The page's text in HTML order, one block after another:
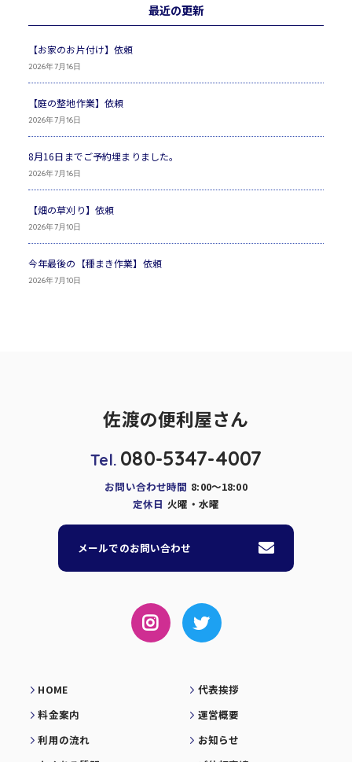
最近の更新
【お家のお片付け】依頼
2026年7月16日
【庭の整地作業】依頼
2026年7月16日
8月16日までご予約埋まりました。
2026年7月16日
【畑の草刈り】依頼
2026年7月10日
今年最後の【種まき作業】依頼
2026年7月10日
佐渡の便利屋さん
Tel. 080-5347-4007
お問い合わせ時間 8:00～18:00
定休日 火曜・水曜
メールでのお問い合わせ
HOME
料金案内
利用の流れ
代表挨拶
運営概要
お知らせ